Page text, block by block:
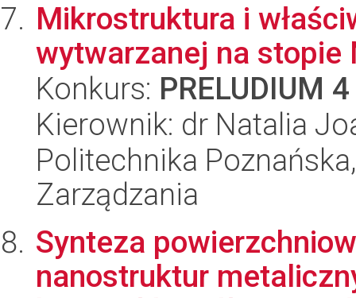
Mikrostruktura i
wytwarzanej na stopie
Konkurs: PRELUDIUM 4
Kierownik: dr Natalia
Politechnika
Zarządzania
Synteza
nanostruktur